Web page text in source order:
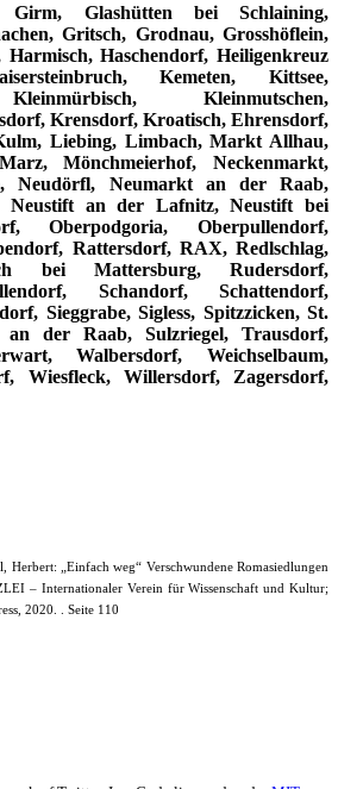
Girm, Glashütten bei Schlaining,
Gritsch, Grodnau, Grosshöflein,
Harmisch, Haschendorf, Heiligenkreuz
Kemeten, Kittsee,
Kleinmutschen,
Krensdorf, Kroatisch, Ehrensdorf,
Liebing, Limbach, Markt Allhau,
Mönchmeierhof, Neckenmarkt,
Neudörfl, Neumarkt an der Raab,
Neustift an der Lafnitz, Neustift bei
Oberpodgoria, Oberpullendorf,
Rattersdorf, RAX, Redlschlag,
bei Mattersburg, Rudersdorf,
Schandorf, Schattendorf,
Sieggrabe, Sigless, Spitzzicken, St.
der Raab, Sulzriegel, Trausdorf,
Walbersdorf, Weichselbaum,
Wiesfleck, Willersdorf, Zagersdorf,
Herbert: „Einfach weg“ Verschwundene Romasiedlungen
– Internationaler Verein für Wissenschaft und Kultur;
2020. . Seite 110